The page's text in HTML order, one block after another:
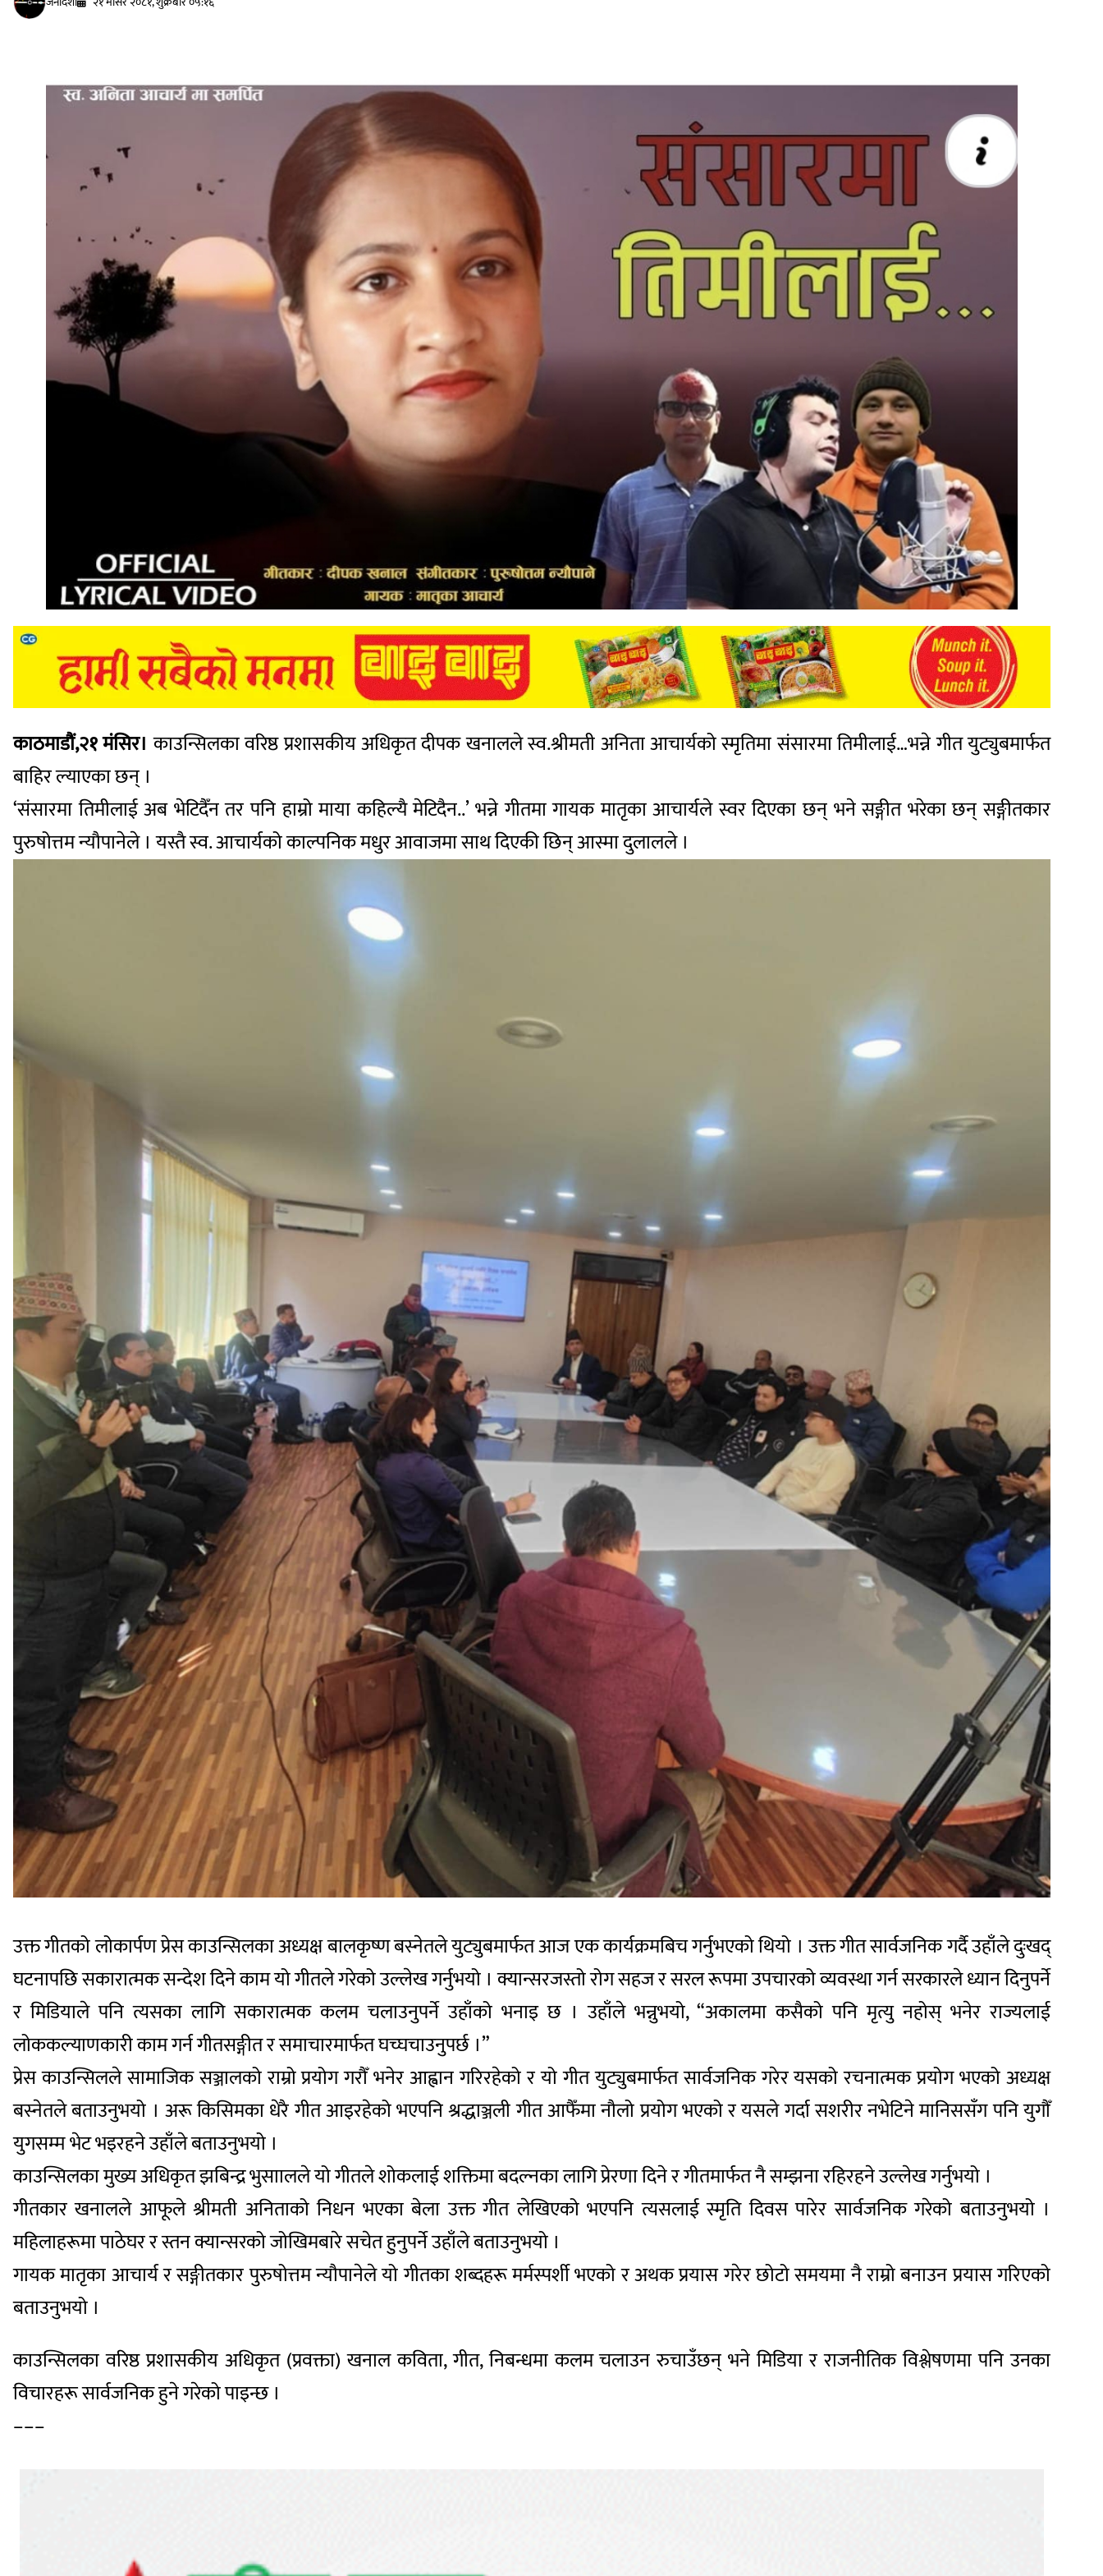
काठमाडौं,२१ मंसिर। काउन्सिलका वरिष्ठ प्रशासकीय अधिकृत दीपक खनालले स्व.श्रीमती अनिता आचार्यको स्मृतिमा संसारमा तिमीलाई…भन्ने गीत युट्युबमार्फत
बाहिर ल्याएका छन् ।
‘संसारमा तिमीलाई अब भेटिदैँन तर पनि हाम्रो माया कहिल्यै मेटिदैन..’ भन्ने गीतमा गायक मातृका आचार्यले स्वर दिएका छन् भने सङ्गीत भरेका छन् सङ्गीतकार
पुरुषोत्तम न्यौपानेले । यस्तै स्व. आचार्यको काल्पनिक मधुर आवाजमा साथ दिएकी छिन् आस्मा दुलालले ।
उक्त गीतको लोकार्पण प्रेस काउन्सिलका अध्यक्ष बालकृष्ण बस्नेतले युट्युबमार्फत आज एक कार्यक्रमबिच गर्नुभएको थियो । उक्त गीत सार्वजनिक गर्दै उहाँले दुःखद्
घटनापछि सकारात्मक सन्देश दिने काम यो गीतले गरेको उल्लेख गर्नुभयो । क्यान्सरजस्तो रोग सहज र सरल रूपमा उपचारको व्यवस्था गर्न सरकारले ध्यान दिनुपर्ने
र मिडियाले पनि त्यसका लागि सकारात्मक कलम चलाउनुपर्ने उहाँको भनाइ छ । उहाँले भन्नुभयो, “अकालमा कसैको पनि मृत्यु नहोस् भनेर राज्यलाई
लोककल्याणकारी काम गर्न गीतसङ्गीत र समाचारमार्फत घच्घचाउनुपर्छ ।”
प्रेस काउन्सिलले सामाजिक सञ्जालको राम्रो प्रयोग गरौँ भनेर आह्वान गरिरहेको र यो गीत युट्युबमार्फत सार्वजनिक गरेर यसको रचनात्मक प्रयोग भएको अध्यक्ष
बस्नेतले बताउनुभयो । अरू किसिमका धेरै गीत आइरहेको भएपनि श्रद्धाञ्जली गीत आफैँमा नौलो प्रयोग भएको र यसले गर्दा सशरीर नभेटिने मानिससँग पनि युगौँ
युगसम्म भेट भइरहने उहाँले बताउनुभयो ।
काउन्सिलका मुख्य अधिकृत झबिन्द्र भुसाालले यो गीतले शोकलाई शक्तिमा बदल्नका लागि प्रेरणा दिने र गीतमार्फत नै सम्झना रहिरहने उल्लेख गर्नुभयो ।
गीतकार खनालले आफूले श्रीमती अनिताको निधन भएका बेला उक्त गीत लेखिएको भएपनि त्यसलाई स्मृति दिवस पारेर सार्वजनिक गरेको बताउनुभयो ।
महिलाहरूमा पाठेघर र स्तन क्यान्सरको जोखिमबारे सचेत हुनुपर्ने उहाँले बताउनुभयो ।
गायक मातृका आचार्य र सङ्गीतकार पुरुषोत्तम न्यौपानेले यो गीतका शब्दहरू मर्मस्पर्शी भएको र अथक प्रयास गरेर छोटो समयमा नै राम्रो बनाउन प्रयास गरिएको
बताउनुभयो ।
काउन्सिलका वरिष्ठ प्रशासकीय अधिकृत (प्रवक्ता) खनाल कविता, गीत, निबन्धमा कलम चलाउन रुचाउँछन् भने मिडिया र राजनीतिक विश्लेषणमा पनि उनका
विचारहरू सार्वजनिक हुने गरेको पाइन्छ ।
–––